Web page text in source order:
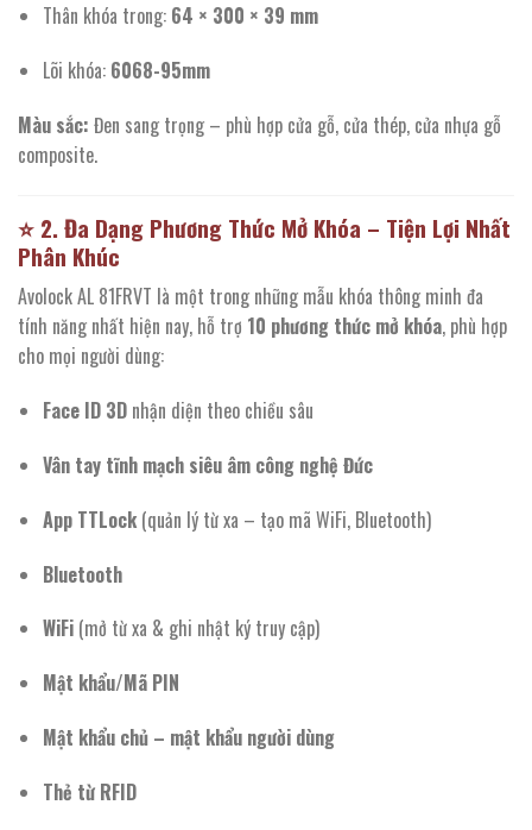
Thân khóa trong: 64 × 300 × 39 mm
Lõi khóa: 6068-95mm
Màu sắc: Đen sang trọng – phù hợp cửa gỗ, cửa thép, cửa nhựa gỗ
composite.
⭐ 2. Đa Dạng Phương Thức Mở Khóa – Tiện Lợi Nhất
Phân Khúc
Avolock AL 81FRVT là một trong những mẫu khóa thông minh đa
tính năng nhất hiện nay, hỗ trợ 10 phương thức mở khóa, phù hợp
cho mọi người dùng:
Face ID 3Dnhận diện theo chiều sâu
Vân tay tĩnh mạch siêu âm công nghệ Đức
App TTLock(quản lý từ xa – tạo mã WiFi, Bluetooth)
Bluetooth
WiFi(mở từ xa & ghi nhật ký truy cập)
Mật khẩu/Mã PIN
Mật khẩu chủ – mật khẩu người dùng
Thẻ từ RFID